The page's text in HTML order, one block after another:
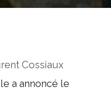
Cossiaux
a annoncé le